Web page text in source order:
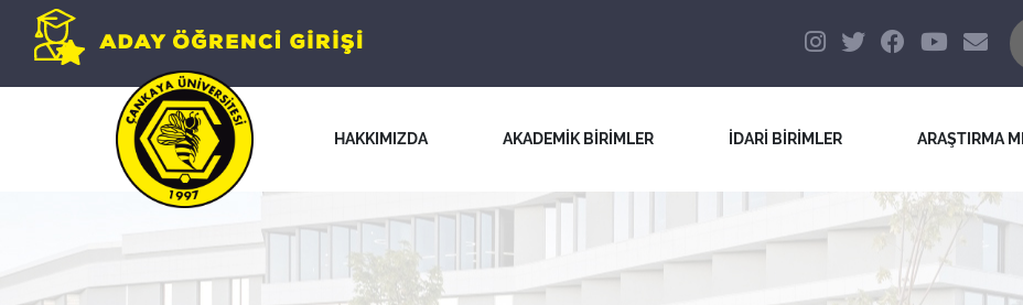
HAKKIMIZDA AKADEMİK BİRİMLER İDARİ BİRİMLER ARAŞTIRMA